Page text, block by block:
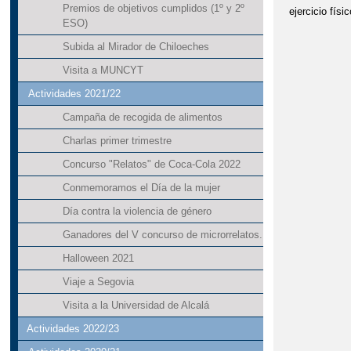
Premios de objetivos cumplidos (1º y 2º
ESO)
Subida al Mirador de Chiloeches
Visita a MUNCYT
Actividades 2021/22
Campaña de recogida de alimentos
Charlas primer trimestre
Concurso "Relatos" de Coca-Cola 2022
Conmemoramos el Día de la mujer
Día contra la violencia de género
Ganadores del V concurso de microrrelatos.
Halloween 2021
Viaje a Segovia
Visita a la Universidad de Alcalá
Actividades 2022/23
ejercicio